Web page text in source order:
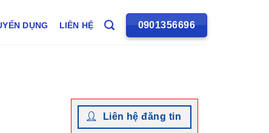
DỤNG LIÊN HỆ 0901356696
Liên hệ đăng tin